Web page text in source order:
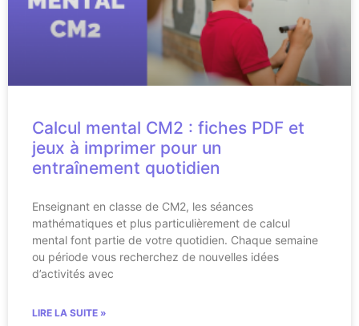
Calcul mental CM2 : fiches PDF et
jeux à imprimer pour un
entraînement quotidien
Enseignant en classe de CM2, les séances
mathématiques et plus particulièrement de calcul
mental font partie de votre quotidien. Chaque semaine
ou période vous recherchez de nouvelles idées
d’activités avec
LIRE LA SUITE »